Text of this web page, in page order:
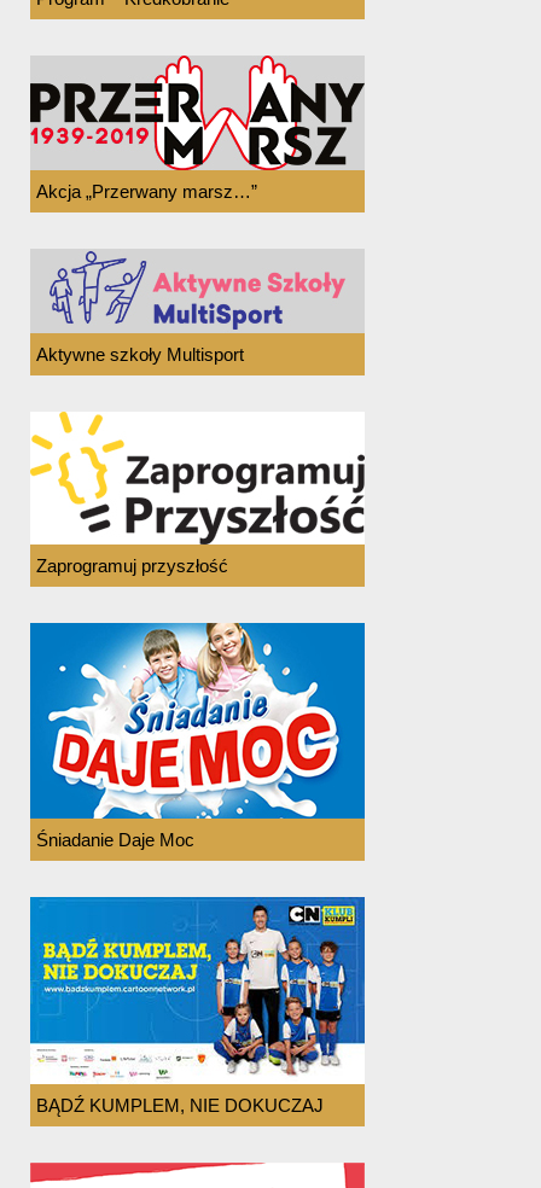
Akcja „Przerwany marsz…”
Aktywne szkoły Multisport
Zaprogramuj przyszłość
Śniadanie Daje Moc
BĄDŹ KUMPLEM, NIE DOKUCZAJ